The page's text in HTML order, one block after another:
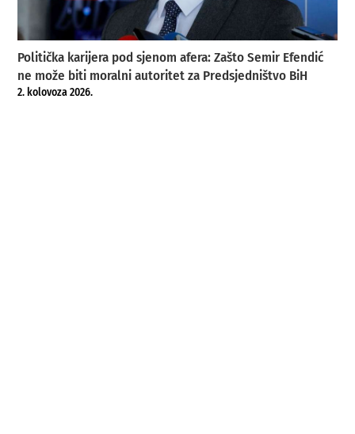
Politička karijera pod sjenom afera: Zašto Semir Efendić
ne može biti moralni autoritet za Predsjedništvo BiH
2. kolovoza 2026.